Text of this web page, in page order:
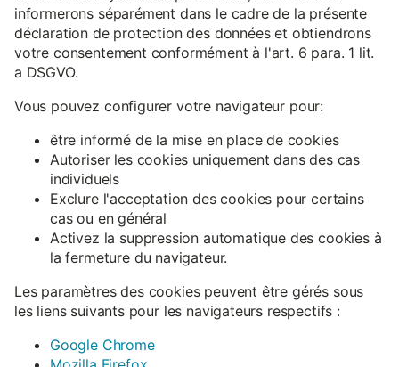
informerons séparément dans le cadre de la présente
déclaration de protection des données et obtiendrons
votre consentement conformément à l'art. 6 para. 1 lit.
a DSGVO.
Vous pouvez configurer votre navigateur pour:
être informé de la mise en place de cookies
Autoriser les cookies uniquement dans des cas
individuels
Exclure l'acceptation des cookies pour certains
cas ou en général
Activez la suppression automatique des cookies à
la fermeture du navigateur.
Les paramètres des cookies peuvent être gérés sous
les liens suivants pour les navigateurs respectifs :
Google Chrome